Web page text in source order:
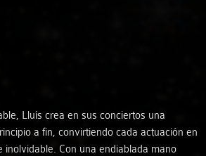
Lluís crea en sus conciertos una
a fin, convirtiendo cada actuación en
inolvidable. Con una endiablada mano